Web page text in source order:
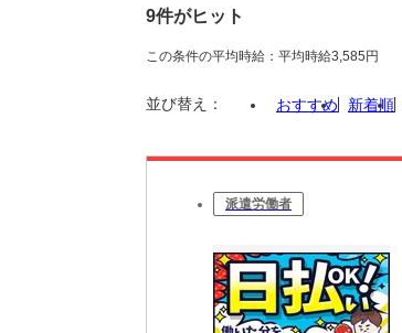
9件がヒット
この条件の平均時給：平均時給3,585円
並び替え： おすすめ 新着順
派遣労働者